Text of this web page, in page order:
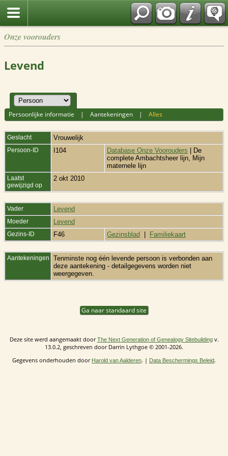
Onze voorouders
Levend
Persoonlijke informatie |Aantekeningen |Alles
Geslacht Vrouwelijk
Persoon-ID I104 Database Onze Voorouders | De
complete Ambachtsheer lijn, Mijn
maternele lijn
Laatst
gewijzigd op
2 okt 2010
Vader Levend
Moeder Levend
Gezins-ID F46 Gezinsblad Familiekaart
Aantekeningen
Tenminste nog één levende persoon is verbonden aan
deze aantekening - detailgegevens worden niet
weergegeven.
Ga naar standaard site
Deze site werd aangemaakt doorThe Next Generation of Genealogy Sitebuildingv.
13.0.2, geschreven door Darrin Lythgoe © 2001-2026.
Gegevens onderhouden door Harold van Aalderen. | Data Beschermings Beleid.